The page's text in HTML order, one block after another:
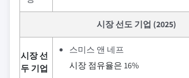
시장 선도 기업 (2025)
시장 선
두 기업
스미스 앤 네프
시장 점유율은 16%